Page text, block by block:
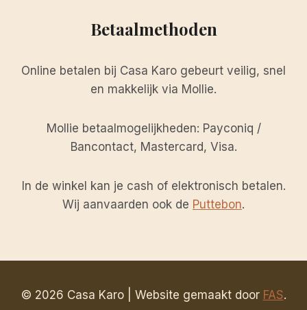
Betaalmethoden
Online betalen bij Casa Karo gebeurt veilig, snel
en makkelijk via Mollie.
Mollie betaalmogelijkheden: Payconiq /
Bancontact, Mastercard, Visa.
In de winkel kan je cash of elektronisch betalen.
Wij aanvaarden ook de Puttebon.
© 2026 Casa Karo | Website gemaakt door FAS.